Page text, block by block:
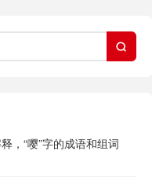

，“嘤”字的成语和组词